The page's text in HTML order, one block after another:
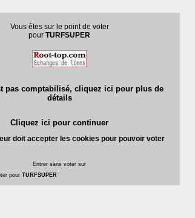
Vous êtes sur le point de voter
pour TURFSUPER
pas comptabilisé, cliquez ici pour plus de
détails
Cliquez ici pour continuer
doit accepter les cookies pour pouvoir voter
Entrer sans voter sur
pour TURFSUPER